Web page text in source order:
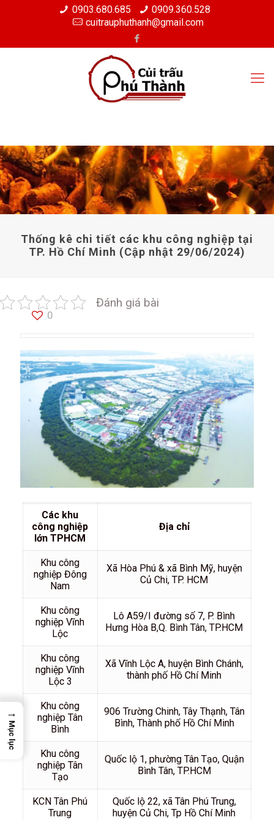
0903.680.685
0909.360.528
cuitrauphuthanh@gmail.com
Thống kê chi tiết các khu công nghiệp tại
TP. Hồ Chí Minh (Cập nhật 29/06/2024)
Đánh giá bài
0
Các khu
công nghiệp
lớn TPHCM
Địa chỉ
Khu công
nghiệp Đông
Nam
Xã Hòa Phú & xã Bình Mỹ, huyện
Củ Chi, TP. HCM
Khu công
nghiệp Vĩnh
Lộc
Lô A59/I đường số 7, P. Bình
Hưng Hòa B,Q. Bình Tân, TP.HCM
Khu công
nghiệp Vĩnh
Lộc 3
Xã Vĩnh Lộc A, huyện Bình Chánh,
thành phố Hồ Chí Minh
Khu công
nghiệp Tân
Bình
906 Trường Chinh, Tây Thạnh, Tân
Bình, Thành phố Hồ Chí Minh
Khu công
nghiệp Tân
Tạo
Quốc lộ 1, phường Tân Tạo, Quận
Bình Tân, TP.HCM
KCN Tân Phú
Trung
Quốc lộ 22, xã Tân Phú Trung,
huyện Củ Chi, Tp Hồ Chí Minh
→
Mục lục